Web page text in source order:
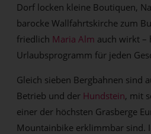
Dorf locken kleine Boutiquen,
barocke Wallfahrtskirche zum
friedlich Maria Alm auch wirkt –
Urlaubsprogramm für jeden
Gleich sieben Bergbahnen sind
Betrieb und der Hundstein, mit
einer der höchsten Grasberge
Mountainbike erklimmbar sind.